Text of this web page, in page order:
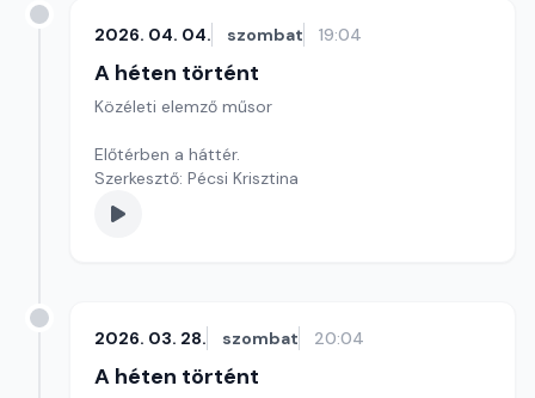
2026. 04. 04. szombat 19:04
A héten történt
Közéleti elemző műsor
Előtérben a háttér.
Szerkesztő: Pécsi Krisztina
2026. 03. 28. szombat 20:04
A héten történt